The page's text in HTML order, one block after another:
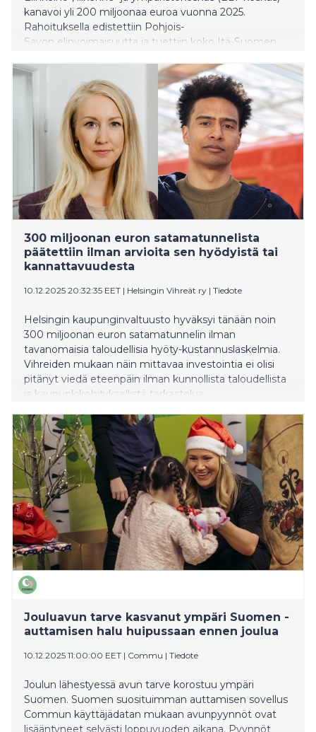
kanavoi yli 200 miljoonaa euroa vuonna 2025.
Rahoituksella edistettiin Pohjois-
Savon elinvoimaisuutta ja tuettiin koko Itä-Suomen
hoitoa sekä yksityisteiden perusparantamista. Nyt
julkaistussa tiedotteessa rahoituksen tarkastelujakso
on 1.1.-30.11.2025.
300 miljoonan euron satamatunnelista
päätettiin ilman arvioita sen hyödyistä tai
kannattavuudesta
10.12.2025 20:32:35 EET | Helsingin Vihreät ry | Tiedote
Helsingin kaupunginvaltuusto hyväksyi tänään noin
300 miljoonan euron satamatunnelin ilman
tavanomaisia taloudellisia hyöty-kustannuslaskelmia.
Vihreiden mukaan näin mittavaa investointia ei olisi
pitänyt viedä eteenpäin ilman kunnollista taloudellista
ja kaupunkikehityksellistä tarkastelua.
Jouluavun tarve kasvanut ympäri Suomen -
auttamisen halu huipussaan ennen joulua
10.12.2025 11:00:00 EET | Commu | Tiedote
Joulun lähestyessä avun tarve korostuu ympäri
Suomen. Suomen suosituimman auttamisen sovellus
Commun käyttäjädatan mukaan avunpyynnöt ovat
lisääntyneet selvästi loppuvuoden aikana. Pyynnöt